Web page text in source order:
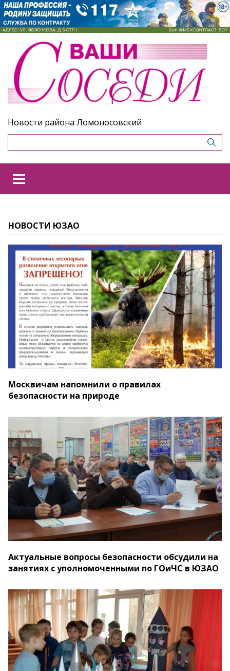
Новости района Ломоносовский
НОВОСТИ ЮЗАО
Москвичам напомнили о правилах
безопасности на природе
Актуальные вопросы безопасности обсудили на
занятиях с уполномоченными по ГОиЧС в ЮЗАО